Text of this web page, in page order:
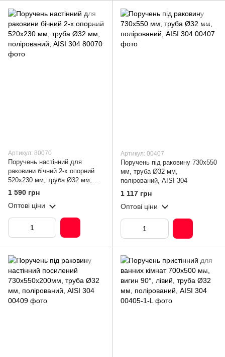
Артикул: 80070
Поручень настінний для
раковини бічний 2-х опорний
520х230 мм, труба Ø32 мм,
полірований, AISI 304
1 590 грн
Оптові ціни
Артикул: 00407
Поручень під раковину 730х550
мм, труба Ø32 мм,
полірований, AISI 304
1 117 грн
Оптові ціни